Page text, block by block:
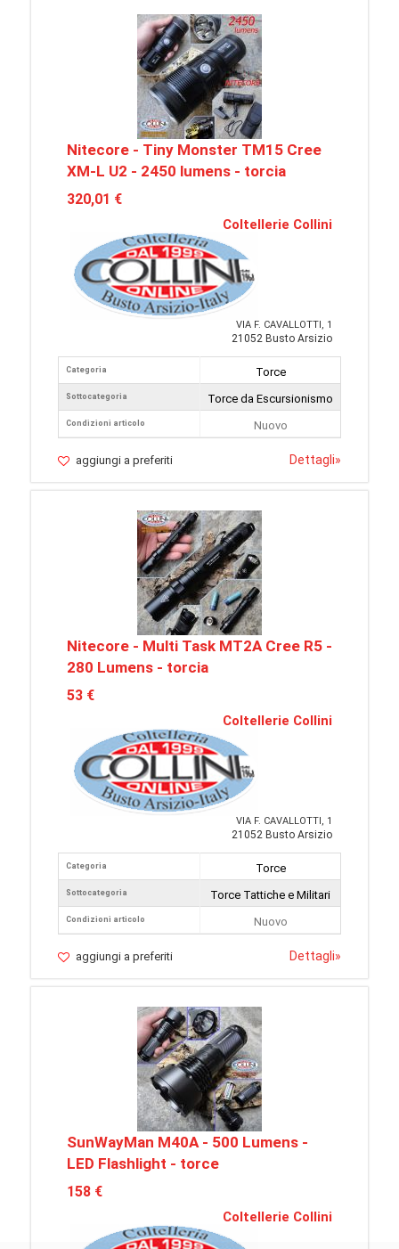
Nitecore - Tiny Monster TM15 Cree
XM-L U2 - 2450 lumens - torcia
320,01 €
Coltellerie Collini
VIA F. CAVALLOTTI, 1
21052 Busto Arsizio
Categoria
Sottocategoria
Condizioni articolo
Torce
Torce da Escursionismo
Nuovo
aggiungi a preferiti Dettagli»
Nitecore - Multi Task MT2A Cree R5 -
280 Lumens - torcia
53 €
Coltellerie Collini
VIA F. CAVALLOTTI, 1
21052 Busto Arsizio
Categoria
Sottocategoria
Condizioni articolo
Torce
Torce Tattiche e Militari
Nuovo
aggiungi a preferiti Dettagli»
SunWayMan M40A - 500 Lumens -
LED Flashlight - torce
158 €
Coltellerie Collini